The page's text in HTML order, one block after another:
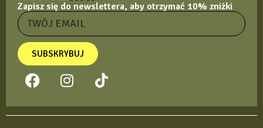
Zapisz się do newslettera, aby otrzymać 10% zniżki
SUBSKRYBUJ